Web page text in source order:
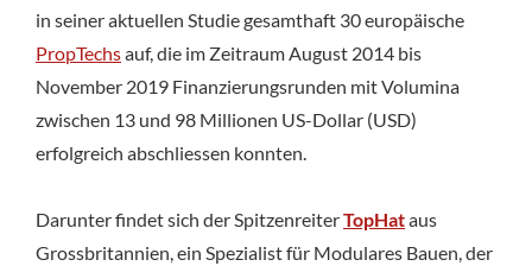
in seiner aktuellen Studie gesamthaft 30 europäische
PropTechsauf, die im Zeitraum August 2014 bis
November 2019 Finanzierungsrunden mit Volumina
zwischen 13 und 98 Millionen US-Dollar (USD)
erfolgreich abschliessen konnten.
Darunter findet sich der SpitzenreiterTopHataus
Grossbritannien, ein Spezialist für Modulares Bauen, der